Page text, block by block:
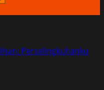
Perselingkuhanku